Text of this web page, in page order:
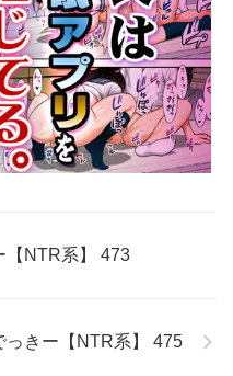
【NTR系】 473
っきー【NTR系】 475